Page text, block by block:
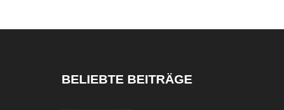
BELIEBTE BEITRÄGE